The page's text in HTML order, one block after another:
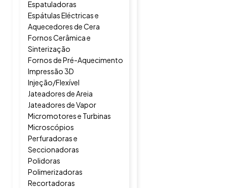
Espatuladoras
Espátulas Eléctricas e
Aquecedores de Cera
Fornos Cerâmica e
Sinterização
Fornos de Pré-Aquecimento
Impressão 3D
Injeção/Flexível
Jateadores de Areia
Jateadores de Vapor
Micromotores e Turbinas
Microscópios
Perfuradoras e
Seccionadoras
Polidoras
Polimerizadoras
Recortadoras